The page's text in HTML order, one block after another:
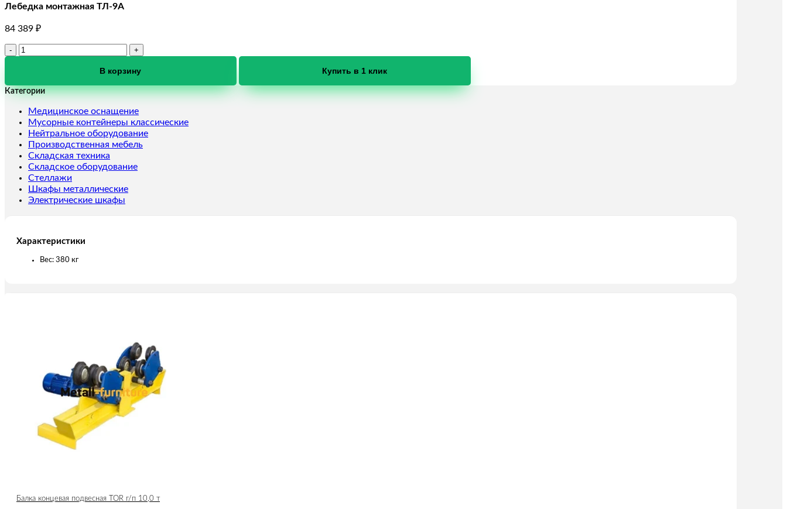
Лебедка монтажная ТЛ-9А
84 389 ₽
Количество
ТЛ-9А
В корзину Купить в 1 клик
Категории
Медицинское оснащение
Мусорные контейнеры классические
Нейтральное оборудование
Производственная мебель
Складская техника
Складское оборудование
Стеллажи
Шкафы металлические
Электрические шкафы
Характеристики
Вес: 380 кг
Балка концевая подвесная TOR г/п 10,0 т